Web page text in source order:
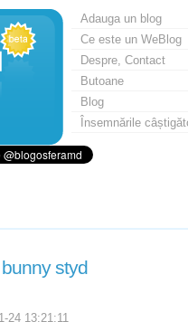
Adauga un blog
Ce este un WeBlog
Despre, Contact
Butoane
Blog
Însemnările
styd
24 13:21:11